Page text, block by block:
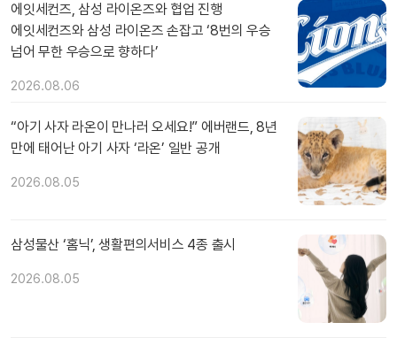
에잇세컨즈, 삼성 라이온즈와 협업 진행
에잇세컨즈와 삼성 라이온즈 손잡고 ‘8번의 우승
넘어 무한 우승으로 향하다’
2026.08.06
“아기 사자 라온이 만나러 오세요!” 에버랜드, 8년
만에 태어난 아기 사자 ‘라온’ 일반 공개
2026.08.05
삼성물산 ‘홈닉’, 생활편의서비스 4종 출시
2026.08.05